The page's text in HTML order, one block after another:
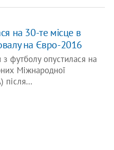
на 30-те місце в
на Євро-2016
з футболу опустилася на
Міжнародної
після…